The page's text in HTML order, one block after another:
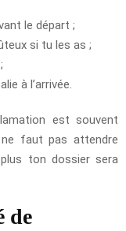
le départ ;
si tu les as ;
à l’arrivée.
est souvent
faut pas attendre
ton dossier sera
de